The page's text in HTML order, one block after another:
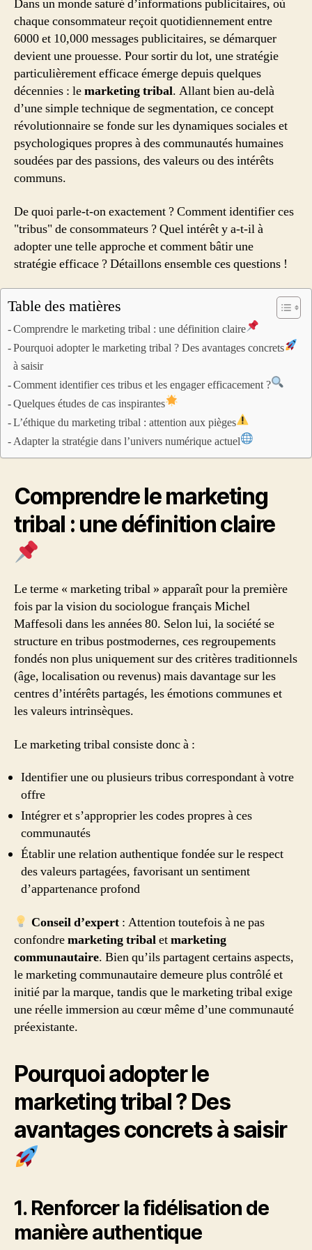
Dans un monde saturé d’informations publicitaires, où
chaque consommateur reçoit quotidiennement entre
6000 et 10,000 messages publicitaires, se démarquer
devient une prouesse. Pour sortir du lot, une stratégie
particulièrement efficace émerge depuis quelques
décennies : lemarketing tribal. Allant bien au-delà
d’une simple technique de segmentation, ce concept
révolutionnaire se fonde sur les dynamiques sociales et
psychologiques propres à des communautés humaines
soudées par des passions, des valeurs ou des intérêts
communs.
De quoi parle-t-on exactement ? Comment identifier ces
"tribus" de consommateurs ? Quel intérêt y a-t-il à
adopter une telle approche et comment bâtir une
stratégie efficace ? Détaillons ensemble ces questions !
Table des matières
Comprendre le marketing tribal : une définition claire
Pourquoi adopter le marketing tribal ? Des avantages concrets
à saisir
Comment identifier ces tribus et les engager efficacement ?
Quelques études de cas inspirantes
L’éthique du marketing tribal : attention aux pièges
Adapter la stratégie dans l’univers numérique actuel
Comprendre le marketing
tribal : une définition claire
Le terme « marketing tribal » apparaît pour la première
fois par la vision du sociologue français Michel
Maffesoli dans les années 80. Selon lui, la société se
structure en tribus postmodernes, ces regroupements
fondés non plus uniquement sur des critères traditionnels
(âge, localisation ou revenus) mais davantage sur les
centres d’intérêts partagés, les émotions communes et
les valeurs intrinsèques.
Le marketing tribal consiste donc à :
Identifier une ou plusieurs tribus correspondant à votre
offre
Intégrer et s’approprier les codes propres à ces
communautés
Établir une relation authentique fondée sur le respect
des valeurs partagées, favorisant un sentiment
d’appartenance profond
Conseil d’expert: Attention toutefois à ne pas
confondremarketing tribaletmarketing
communautaire. Bien qu’ils partagent certains aspects,
le marketing communautaire demeure plus contrôlé et
initié par la marque, tandis que le marketing tribal exige
une réelle immersion au cœur même d’une communauté
préexistante.
Pourquoi adopter le
marketing tribal ? Des
avantages concrets à saisir
1. Renforcer la fidélisation de
manière authentique